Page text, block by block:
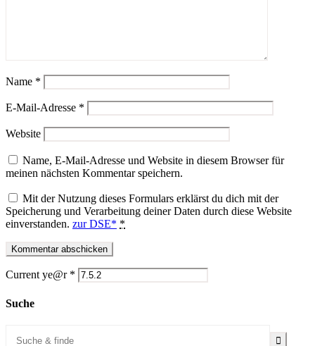
Name *
E-Mail-Adresse *
Website
Name, E-Mail-Adresse und Website in diesem Browser für
meinen nächsten Kommentar speichern.
Mit der Nutzung dieses Formulars erklärst du dich mit der
Speicherung und Verarbeitung deiner Daten durch diese Website
einverstanden. zur DSE* *
Current ye@r *
Suche